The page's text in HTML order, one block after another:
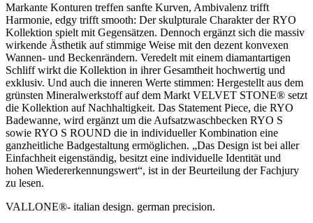
Markante Konturen treffen sanfte Kurven, Ambivalenz trifft
Harmonie, edgy trifft smooth: Der skulpturale Charakter der RYO
Kollektion spielt mit Gegensätzen. Dennoch ergänzt sich die massiv
wirkende Ästhetik auf stimmige Weise mit den dezent konvexen
Wannen- und Beckenrändern. Veredelt mit einem diamantartigen
Schliff wirkt die Kollektion in ihrer Gesamtheit hochwertig und
exklusiv. Und auch die inneren Werte stimmen: Hergestellt aus dem
grünsten Mineralwerkstoff auf dem Markt VELVET STONE® setzt
die Kollektion auf Nachhaltigkeit. Das Statement Piece, die RYO
Badewanne, wird ergänzt um die Aufsatzwaschbecken RYO S
sowie RYO S ROUND die in individueller Kombination eine
ganzheitliche Badgestaltung ermöglichen. „Das Design ist bei aller
Einfachheit eigenständig, besitzt eine individuelle Identität und
hohen Wiedererkennungswert“, ist in der Beurteilung der Fachjury
zu lesen.
VALLONE®- italian design. german precision.